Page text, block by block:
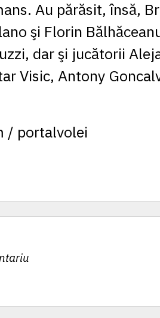
Au părăsit, însă,
şi Florin
dar şi jucătorii
Visic, Antony
/ portalvolei